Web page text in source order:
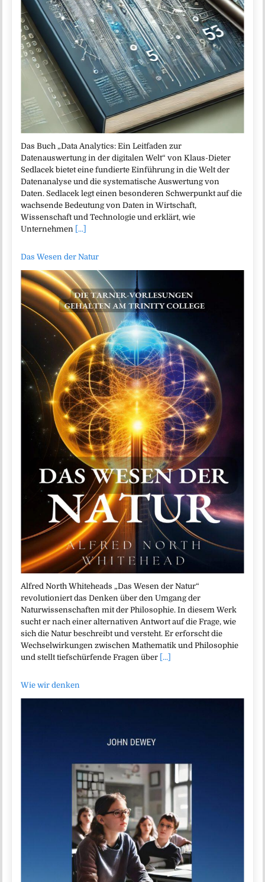
Das Buch „Data Analytics: Ein Leitfaden zur
Datenauswertung in der digitalen Welt“ von Klaus-Dieter
Sedlacek bietet eine fundierte Einführung in die Welt der
Datenanalyse und die systematische Auswertung von
Daten. Sedlacek legt einen besonderen Schwerpunkt auf die
wachsende Bedeutung von Daten in Wirtschaft,
Wissenschaft und Technologie und erklärt, wie
Unternehmen [...]
Das Wesen der Natur
Alfred North Whiteheads „Das Wesen der Natur“
revolutioniert das Denken über den Umgang der
Naturwissenschaften mit der Philosophie. In diesem Werk
sucht er nach einer alternativen Antwort auf die Frage, wie
sich die Natur beschreibt und versteht. Er erforscht die
Wechselwirkungen zwischen Mathematik und Philosophie
und stellt tiefschürfende Fragen über [...]
Wie wir denken